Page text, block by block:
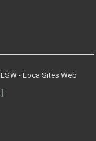
LSW - Loca Sites Web